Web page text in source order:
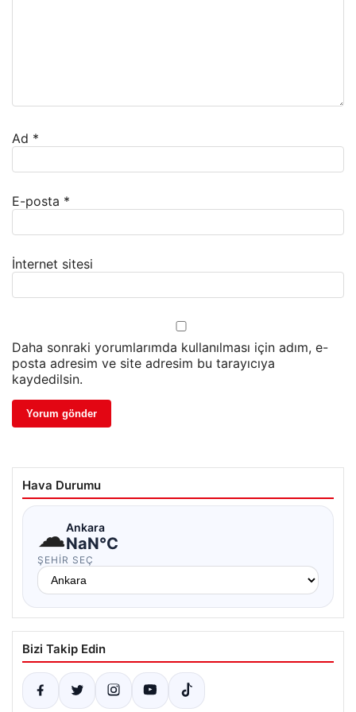
Ad *
E-posta *
İnternet sitesi
Daha sonraki yorumlarımda kullanılması için adım, e-
posta adresim ve site adresim bu tarayıcıya
kaydedilsin.
Hava Durumu
☁Ankara
NaN°C
ŞEHIR SEÇ
Bizi Takip Edin